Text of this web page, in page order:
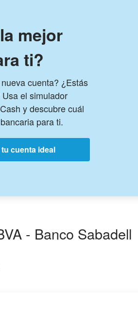
mejor
ti?
cuenta? ¿Estás
el simulador
y descubre cuál
para ti.
cuenta ideal
- Banco Sabadell